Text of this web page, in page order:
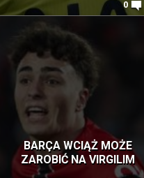
0
BARÇA WCIĄŻ MOŻE
ZAROBIĆ NA VIRGILIM